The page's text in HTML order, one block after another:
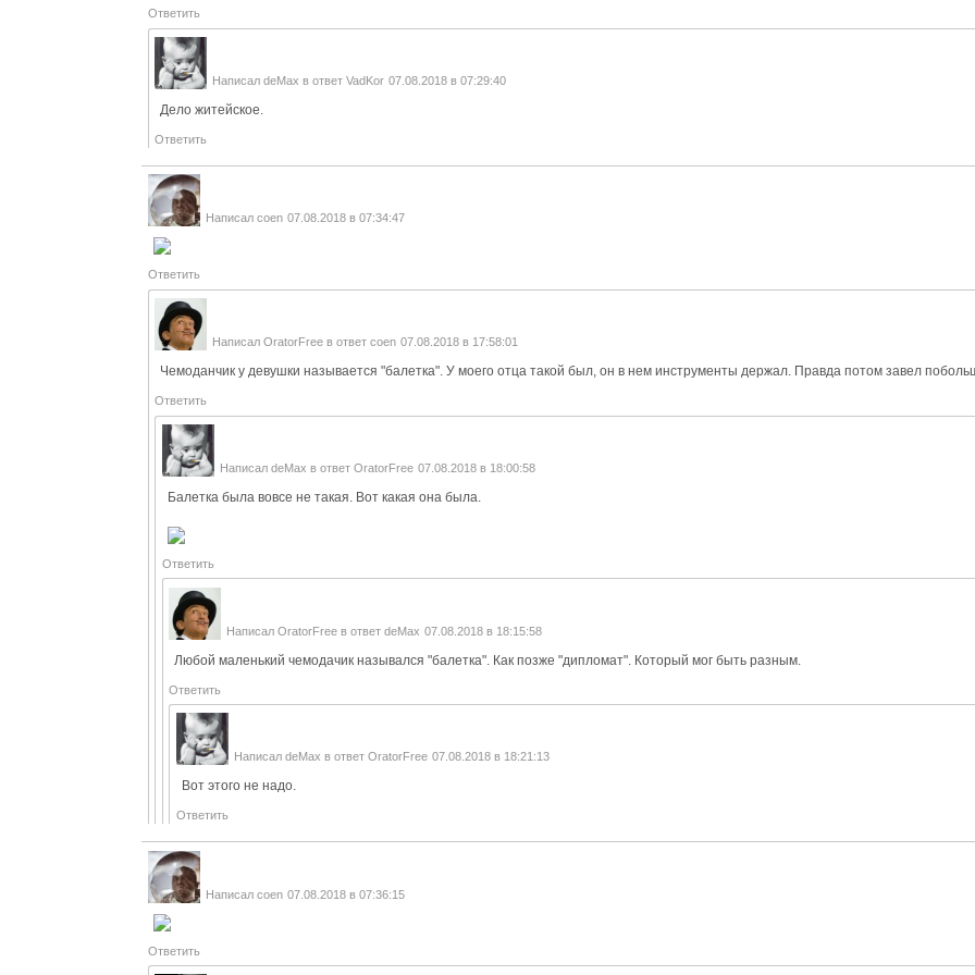
Ответить
НаписалdeMax в ответVadKor 07.08.2018 в 07:29:40
Дело житейское.
Ответить
Написал coen 07.08.2018 в 07:34:47
Ответить
НаписалOratorFree в ответcoen 07.08.2018 в 17:58:01
Чемоданчик у девушки называется "балетка". У моего отца такой был, он в нем инструменты держал. Правда потом завел
Ответить
Написал deMax в ответ OratorFree 07.08.2018 в 18:00:58
Балетка была вовсе не такая. Вот какая она была.
Ответить
НаписалOratorFree в ответdeMax 07.08.2018 в 18:15:58
Любой маленький чемодачик назывался "балетка". Как позже "дипломат". Который мог быть разным.
Ответить
Написал deMax в ответ OratorFree 07.08.2018 в 18:21:13
Вот этого не надо.
Ответить
Написал coen 07.08.2018 в 07:36:15
Ответить